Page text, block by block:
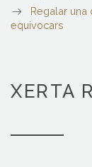
Regalar una
equivocars
XERTA